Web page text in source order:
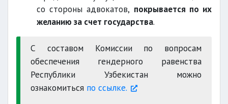
со стороны адвокатов, покрывается по их
желанию за счет государства.
С составом Комиссии по вопросам
обеспечения гендерного равенства
Республики Узбекистан можно
ознакомиться по ссылке.